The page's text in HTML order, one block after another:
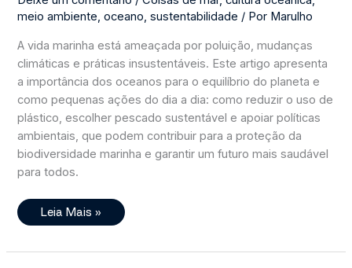
meio ambiente,oceano,sustentabilidade / Por Marulho
A vida marinha está ameaçada por poluição, mudanças
climáticas e práticas insustentáveis. Este artigo apresenta
a importância dos oceanos para o equilíbrio do planeta e
como pequenas ações do dia a dia: como reduzir o uso de
plástico, escolher pescado sustentável e apoiar políticas
ambientais, que podem contribuir para a proteção da
biodiversidade marinha e garantir um futuro mais saudável
para todos.
Como
Marinha?
Leia Mais »